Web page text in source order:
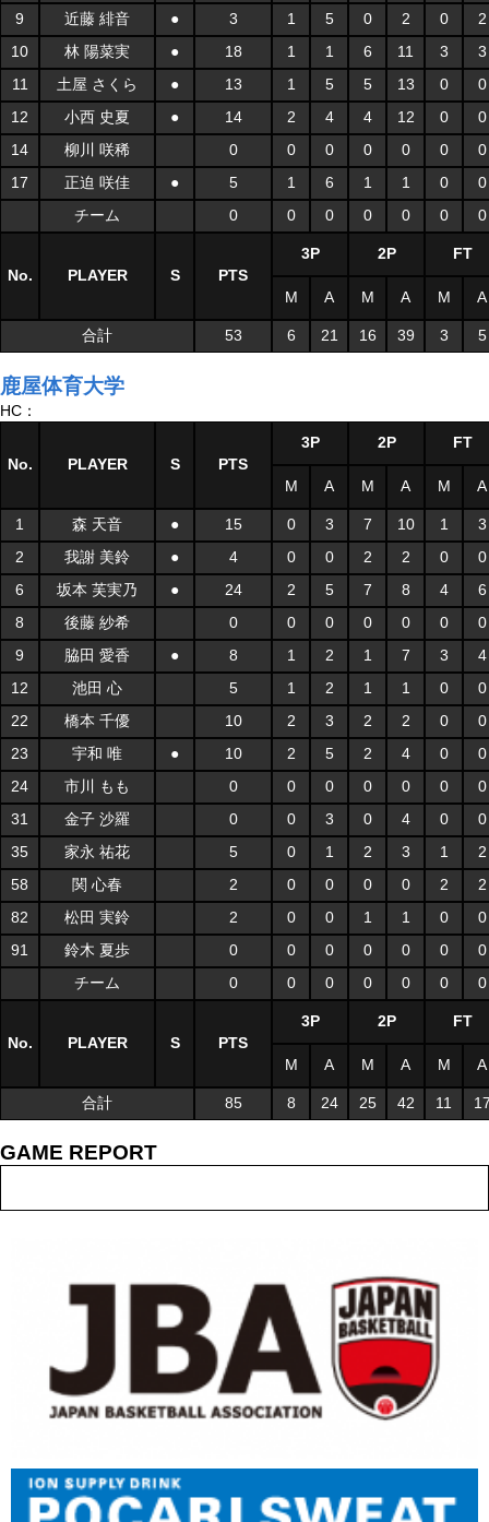
9
近藤 緋音 ● 3 1 5 0 2 0
2
10
林 陽菜実 ● 18 1 1 6 11 3
3
11
土屋 さくら ● 13 1 5 5 13 0
0
12
小西 史夏 ● 14 2 4 4 12 0
0
14
柳川 咲稀 0 0 0 0 0 0
0
17
正迫 咲佳 ● 5 1 6 1 1 0
0
チーム
0 0 0 0 0 0 0
No. PLAYER S PTS
3P 2P FT
M A M A M A
合計 53 6 21 16 39 3 5
鹿屋体育大学
HC：
No. PLAYER S PTS
3P 2P FT
M A M A M A
1 森 天音 ● 15 0 3 7 10 1
3
2
我謝 美鈴 ● 4 0 0 2 2 0
0
6
坂本 芙実乃 ● 24 2 5 7 8 4
6
8
後藤 紗希 0 0 0 0 0 0
0
9
脇田 愛香 ● 8 1 2 1 7 3
4
12
池田 心 5 1 2 1 1 0
0
22
橋本 千優 10 2 3 2 2 0
0
23
宇和 唯 ● 10 2 5 2 4 0
0
24
市川 もも 0 0 0 0 0 0
0
31
金子 沙羅 0 0 3 0 4 0
0
35
家永 祐花 5 0 1 2 3 1
2
58
関 心春 2 0 0 0 0 2
2
82
松田 実鈴 2 0 0 1 1 0
0
91
鈴木 夏歩 0 0 0 0 0 0
0
チーム
0 0 0 0 0 0 0
No. PLAYER S PTS
3P 2P FT
M A M A M A
合計 85 8 24 25 42 11
GAME REPORT